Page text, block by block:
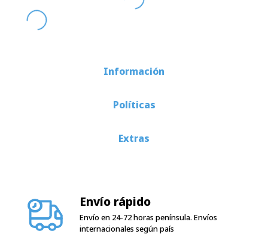
Información
Políticas
Extras
Envío rápido
Envío en 24-72 horas península. Envíos
internacionales según país